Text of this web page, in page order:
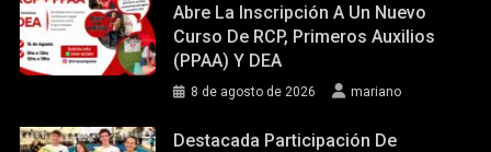
Abre La Inscripción A Un Nuevo
Curso De RCP, Primeros Auxilios
(PPAA) Y DEA
8 de agosto de 2026 mariano
Destacada Participación De